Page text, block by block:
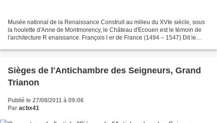
Musée national de la Renaissance Construit au milieu du XVIe siècle, sous
la houlette d'Anne de Montmorency, le Château d'Ecouen est le témoin de
l'architecture R enaissance. François I er de France (1494 – 1547) Dit le
Sièges de l'Antichambre des Seigneurs, Grand
Trianon
Publié le 27/08/2011 à 09:06
Par acbx41